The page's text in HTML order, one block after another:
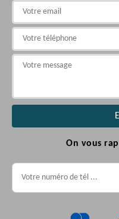
On vous